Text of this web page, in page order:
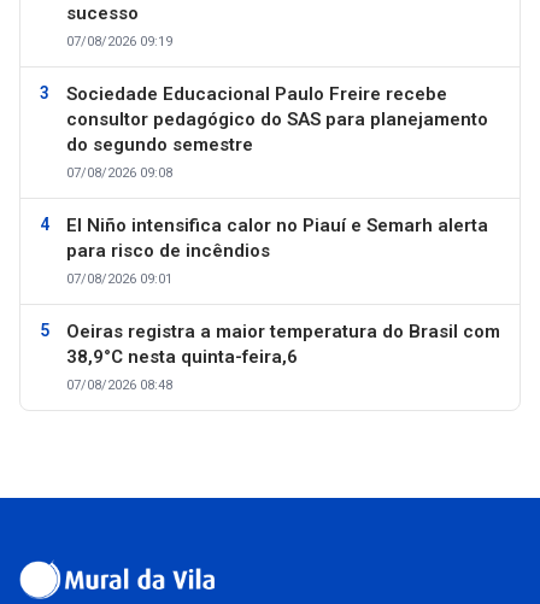
sucesso
07/08/2026 09:19
Sociedade Educacional Paulo Freire recebe
consultor pedagógico do SAS para planejamento
do segundo semestre
07/08/2026 09:08
El Niño intensifica calor no Piauí e Semarh alerta
para risco de incêndios
07/08/2026 09:01
Oeiras registra a maior temperatura do Brasil com
38,9°C nesta quinta-feira,6
07/08/2026 08:48